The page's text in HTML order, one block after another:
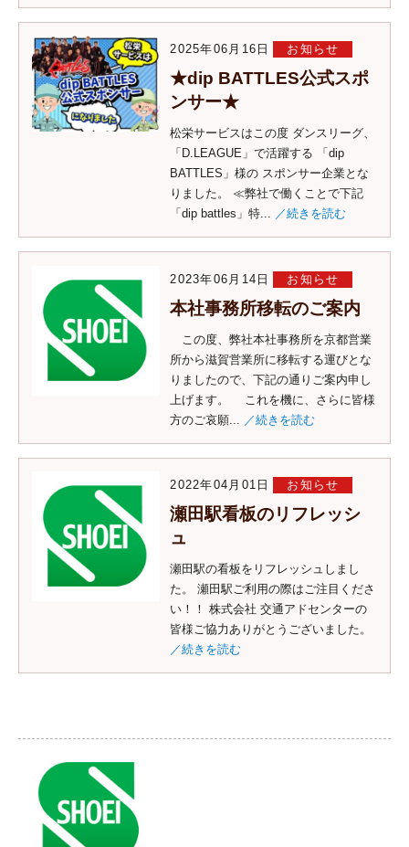
2025年06月16日 お知らせ
★dip BATTLES公式スポ
ンサー★
松栄サービスはこの度 ダンスリーグ、
「D.LEAGUE」で活躍する 「dip
BATTLES」様の スポンサー企業とな
りました。 ≪弊社で働くことで下記
「dip battles」特... ／続きを読む
2023年06月14日 お知らせ
本社事務所移転のご案内
この度、弊社本社事務所を京都営業
所から滋賀営業所に移転する運びとな
りましたので、下記の通りご案内申し
上げます。 これを機に、さらに皆様
方のご哀願...
／続きを読む
2022年04月01日 お知らせ
瀬田駅看板のリフレッシ
ュ
瀬田駅の看板をリフレッシュしまし
た。 瀬田駅ご利用の際はご注目くださ
い！！ 株式会社 交通アドセンターの
皆様ご協力ありがとうございました。
／続きを読む